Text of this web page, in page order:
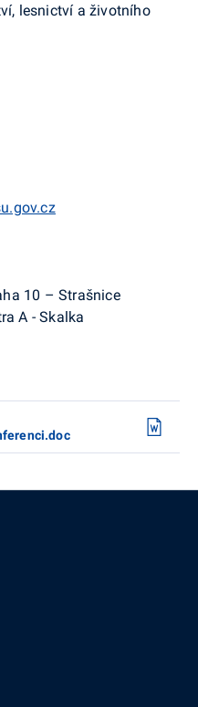
lesnictví a životního
10 – Strašnice
A - Skalka